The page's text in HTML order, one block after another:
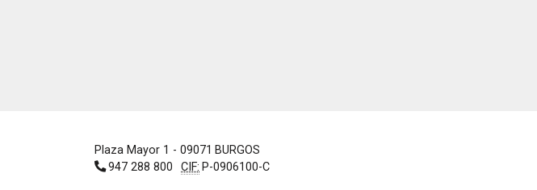
Plaza Mayor 1 - 09071 BURGOS
947 288 800
CIF: P-0906100-C